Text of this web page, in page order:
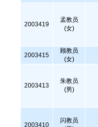
2003419
孟教员
(女)
2003415
顾教员
(女)
2003413
朱教员
(男)
2003410
闪教员